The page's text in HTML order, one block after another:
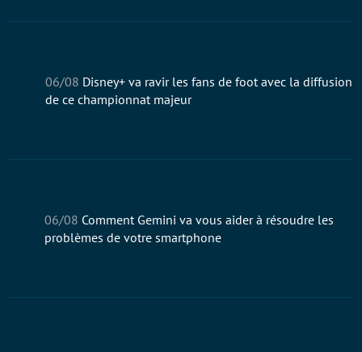
06/08 Disney+ va ravir les fans de foot avec la diffusion
de ce championnat majeur
06/08 Comment Gemini va vous aider à résoudre les
problèmes de votre smartphone